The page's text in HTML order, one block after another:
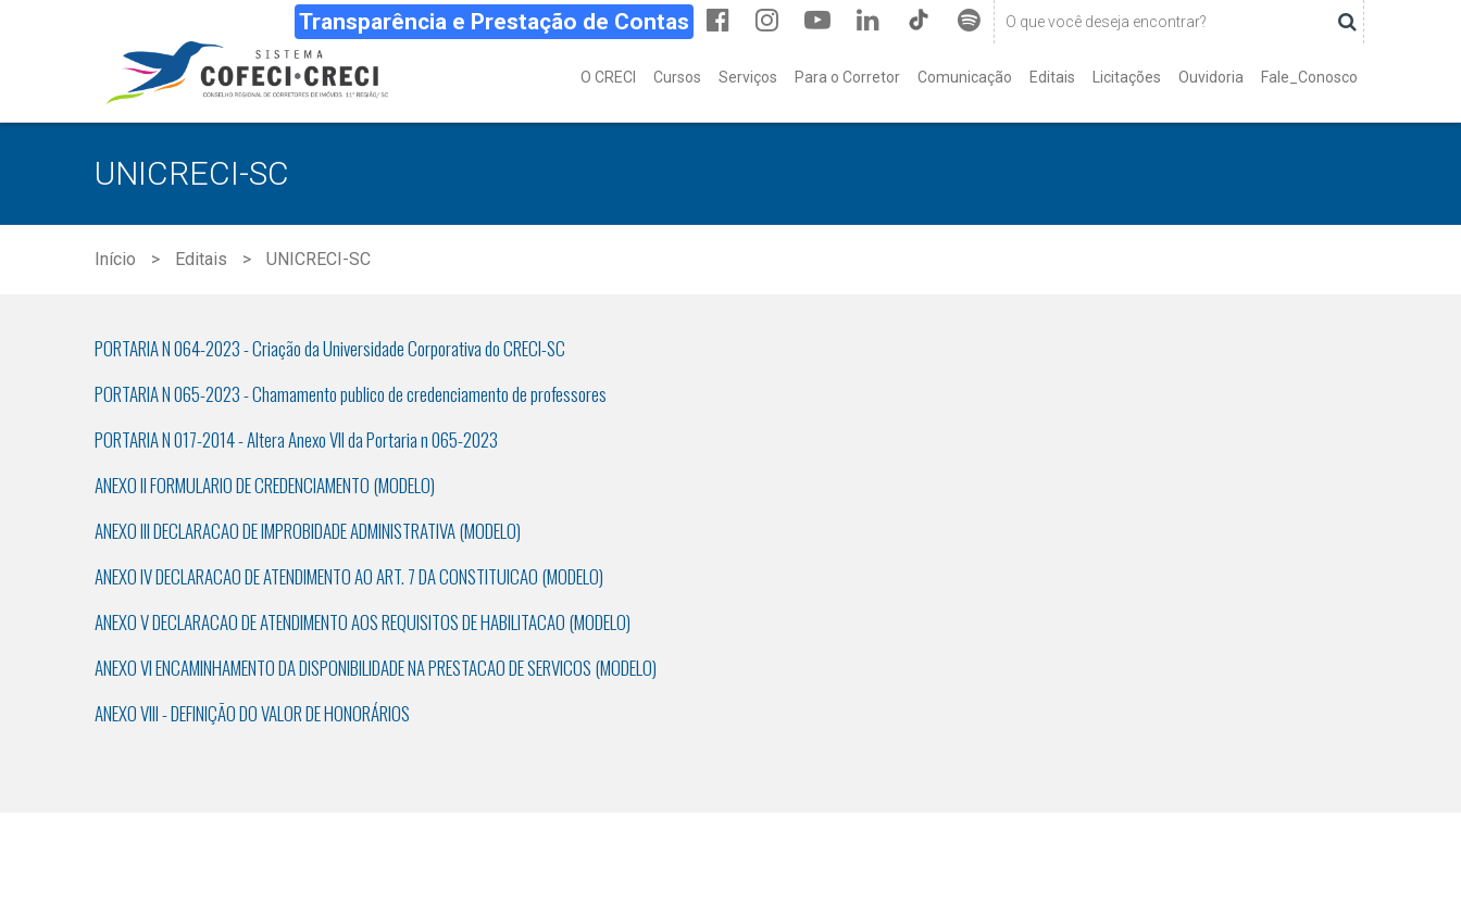
Transparência e Prestação de Contas
O CRECI Cursos Serviços Para o Corretor Comunicação Editais Licitações Ouvidoria Fale_Conosco
UNICRECI-SC
Início Editais UNICRECI-SC
PORTARIA N 064-2023 - Criação da Universidade Corporativa do CRECI-SC
PORTARIA N 065-2023 - Chamamento publico de credenciamento de professores
PORTARIA N 017-2014 - Altera Anexo VII da Portaria n 065-2023
ANEXO II FORMULARIO DE CREDENCIAMENTO (MODELO)
ANEXO III DECLARACAO DE IMPROBIDADE ADMINISTRATIVA (MODELO)
ANEXO IV DECLARACAO DE ATENDIMENTO AO ART. 7 DA CONSTITUICAO (MODELO)
ANEXO V DECLARACAO DE ATENDIMENTO AOS REQUISITOS DE HABILITACAO (MODELO)
ANEXO VI ENCAMINHAMENTO DA DISPONIBILIDADE NA PRESTACAO DE SERVICOS (MODELO)
ANEXO VIII - DEFINIÇÃO DO VALOR DE HONORÁRIOS